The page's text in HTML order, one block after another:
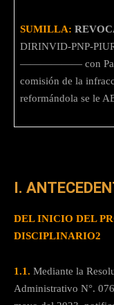
SUMILLA:
DIRINVID-PNP-
—————— con Pase
comisión de la
reformándola se le
I.
DEL INICIO DEL
DISCIPLINARIO2
1.1. Mediante la
Administrativo N°.